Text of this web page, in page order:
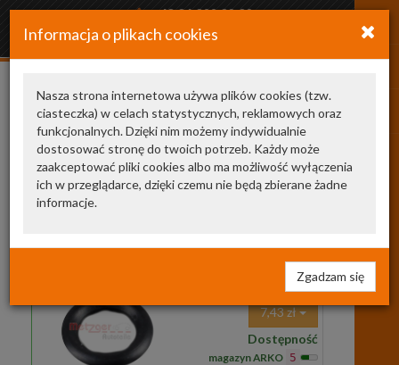
+48 34 366 20 20
arkozamowienia@gmail.com
Informacja o plikach cookies
Nasza strona internetowa używa plików cookies (tzw.
ciasteczka) w celach statystycznych, reklamowych oraz
funkcjonalnych. Dzięki nim możemy indywidualnie
dostosować stronę do twoich potrzeb. Każdy może
zaakceptować pliki cookies albo ma możliwość wyłączenia
ich w przeglądarce, dzięki czemu nie będą zbierane żadne
informacje.
Zgadzam się
WHT002287B
Nasze zamienniki 1
0899250
METZGER
AUTOTEILE
7,43 zł
Dostępność
magazyn ARKO 5